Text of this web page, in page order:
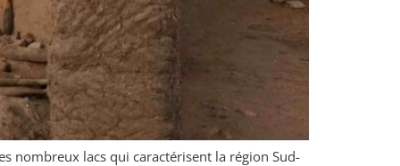
nombreux lacs qui caractérisent la région Sud-